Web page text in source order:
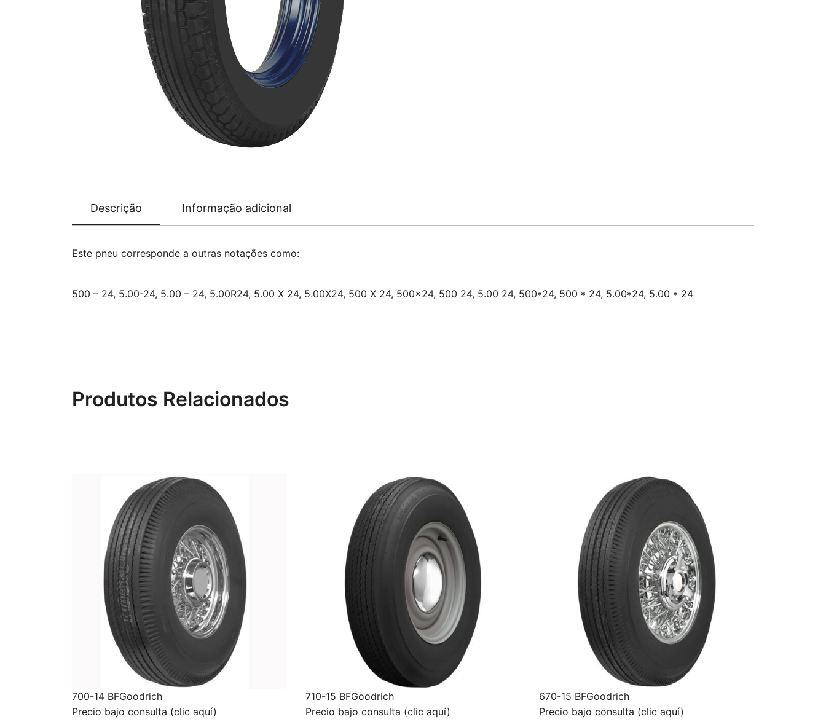
Descrição Informação adicional
Este pneu corresponde a outras notações como:
500 – 24, 5.00-24, 5.00 – 24, 5.00R24, 5.00 X 24, 5.00X24, 500 X 24, 500×24, 500 24, 5.00 24, 500*24, 500 * 24, 5.00*24, 5.00 * 24
Produtos Relacionados
700-14 BFGoodrich
Precio bajo consulta (clic aquí)
710-15 BFGoodrich
Precio bajo consulta (clic aquí)
670-15 BFGoodrich
Precio bajo consulta (clic aquí)